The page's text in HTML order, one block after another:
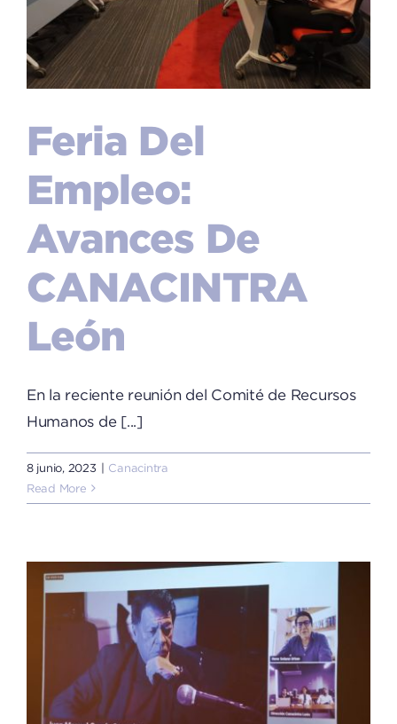
Feria Del
Empleo:
Avances De
CANACINTRA
León
En la reciente reunión del Comité de Recursos
Humanos de [...]
8 junio, 2023 | Canacintra
Read More